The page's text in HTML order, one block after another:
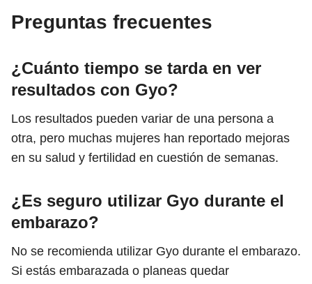
Preguntas frecuentes
¿Cuánto tiempo se tarda en ver
resultados con Gyo?
Los resultados pueden variar de una persona a
otra, pero muchas mujeres han reportado mejoras
en su salud y fertilidad en cuestión de semanas.
¿Es seguro utilizar Gyo durante el
embarazo?
No se recomienda utilizar Gyo durante el embarazo.
Si estás embarazada o planeas quedar